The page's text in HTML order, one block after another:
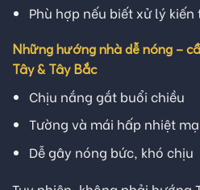
Phù hợp nếu biết xử lý
Những hướng nhà dễ nóng –
Tây & Tây Bắc
Chịu nắng gắt buổi chiều
Tường và mái hấp nhiệt
Dễ gây nóng bức, khó chịu